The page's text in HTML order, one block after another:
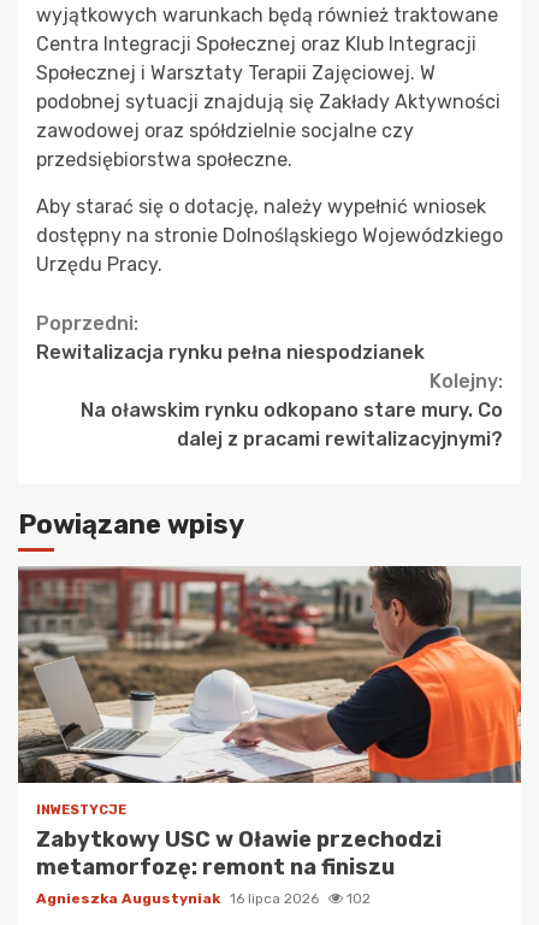
wyjątkowych warunkach będą również traktowane
Centra Integracji Społecznej oraz Klub Integracji
Społecznej i Warsztaty Terapii Zajęciowej. W
podobnej sytuacji znajdują się Zakłady Aktywności
zawodowej oraz spółdzielnie socjalne czy
przedsiębiorstwa społeczne.
Aby starać się o dotację, należy wypełnić wniosek
dostępny na stronie Dolnośląskiego Wojewódzkiego
Urzędu Pracy.
Continue
Poprzedni:
Rewitalizacja rynku pełna niespodzianek
Kolejny:
Na oławskim rynku odkopano stare mury. Co
dalej z pracami rewitalizacyjnymi?
Powiązane wpisy
INWESTYCJE
Zabytkowy USC w Oławie przechodzi
metamorfozę: remont na finiszu
Agnieszka Augustyniak 16 lipca 2026 102